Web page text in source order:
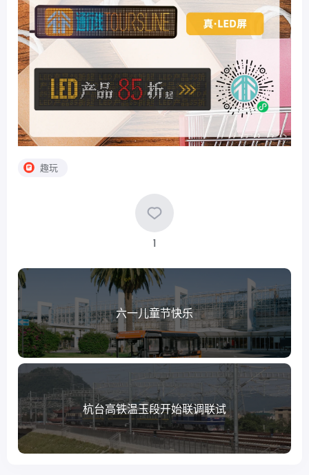
趣玩
1
六一儿童节快乐
杭台高铁温玉段开始联调联试